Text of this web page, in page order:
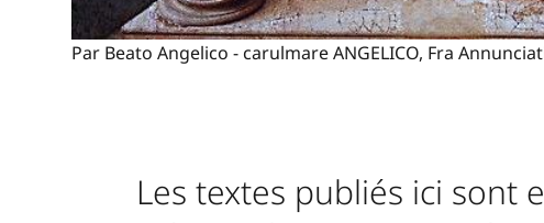
Par Beato Angelico - carulmare ANGELICO, Fra
Les textes publiés ici sont